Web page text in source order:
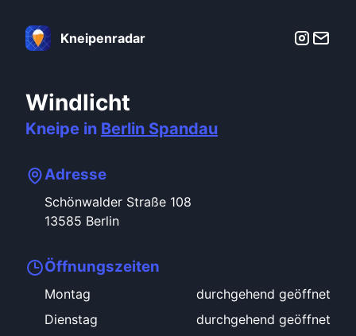
Kneipenradar
Windlicht
Kneipe in Berlin Spandau
Adresse
Schönwalder Straße 108
13585 Berlin
Öffnungszeiten
Montag
durchgehend geöffnet
Dienstag
durchgehend geöffnet